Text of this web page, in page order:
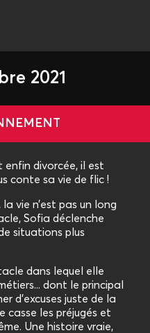
2021
enfin divorcée, il est
conte sa vie de flic !
vie n’est pas un long
Sofia déclenche
situations plus
dans lequel elle
dont le principal
d'excuses juste de la
casse les préjugés et
Une histoire vraie,